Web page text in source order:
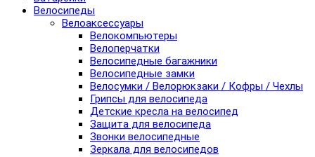
Велосипеды
Велоаксессуары
Велокомпьютеры
Велоперчатки
Велосипедные багажники
Велосипедные замки
Велосумки / Велорюкзаки / Кофры / Чехлы
Грипсы для велосипеда
Детские кресла на велосипед
Защита для велосипеда
Звонки велосипедные
Зеркала для велосипедов